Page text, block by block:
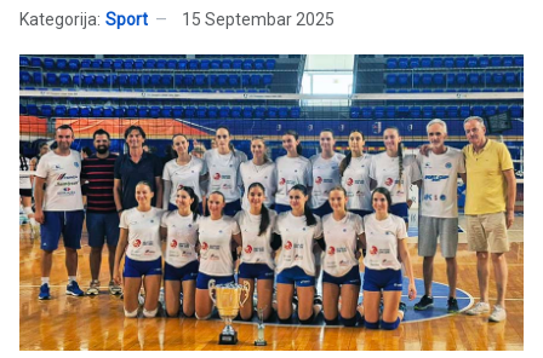
Kategorija: Sport 15 Septembar 2025